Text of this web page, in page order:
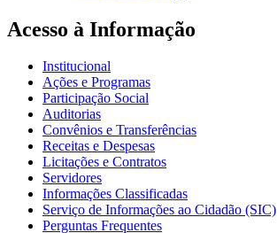
Acesso à Informação
Institucional
Ações e Programas
Participação Social
Auditorias
Convênios e Transferências
Receitas e Despesas
Licitações e Contratos
Servidores
Informações Classificadas
Serviço de Informações ao Cidadão (SIC)
Perguntas Frequentes